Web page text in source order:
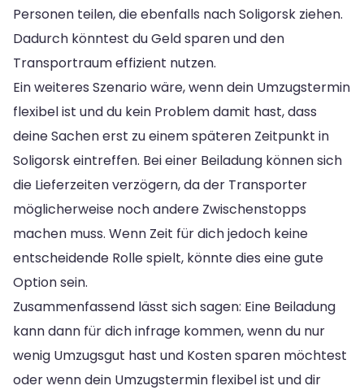
Personen teilen, die ebenfalls nach Soligorsk ziehen.
Dadurch könntest du Geld sparen und den
Transportraum effizient nutzen.
Ein weiteres Szenario wäre, wenn dein Umzugstermin
flexibel ist und du kein Problem damit hast, dass
deine Sachen erst zu einem späteren Zeitpunkt in
Soligorsk eintreffen. Bei einer Beiladung können sich
die Lieferzeiten verzögern, da der Transporter
möglicherweise noch andere Zwischenstopps
machen muss. Wenn Zeit für dich jedoch keine
entscheidende Rolle spielt, könnte dies eine gute
Option sein.
Zusammenfassend lässt sich sagen: Eine Beiladung
kann dann für dich infrage kommen, wenn du nur
wenig Umzugsgut hast und Kosten sparen möchtest
oder wenn dein Umzugstermin flexibel ist und dir